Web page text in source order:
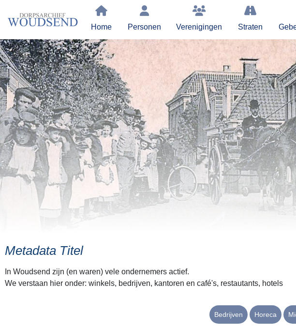
Home Personen Verenigingen Straten
Metadata Titel
In Woudsend zijn (en waren) vele ondernemers actief.
We verstaan hier onder: winkels, bedrijven, kantoren en café's, restautants, hotels
Bedrijven Horeca